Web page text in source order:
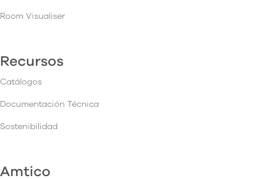
Room Visualiser
Recursos
Catálogos
Documentación Técnica
Sostenibilidad
Amtico